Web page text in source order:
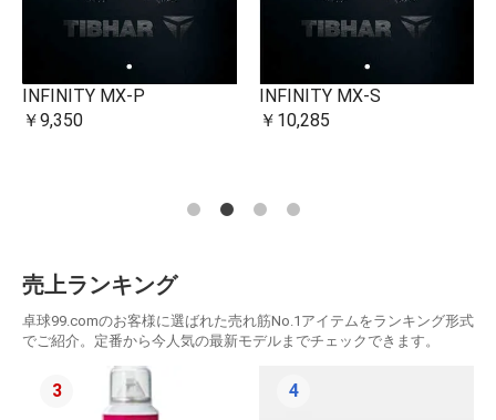
INFINITY MX-P
￥9,350
INFINITY MX-S
￥10,285
売上ランキング
卓球99.comのお客様に選ばれた売れ筋No.1アイテムをランキング形式
でご紹介。定番から今人気の最新モデルまでチェックできます。
3 4